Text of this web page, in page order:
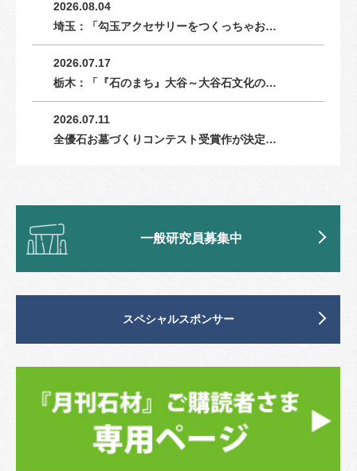
2026.08.04
埼玉：「勾玉アクセサリーをつくっちゃお…
2026.07.17
栃木：「『石のまち』大谷～大谷石文化の…
2026.07.11
全優石お墓づくりコンテスト受賞作が決定…
一般研究員募集中
スペシャルスポンサー